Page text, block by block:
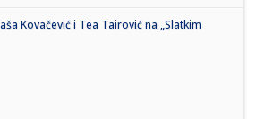
Kovačević i Tea Tairović na „Slatkim